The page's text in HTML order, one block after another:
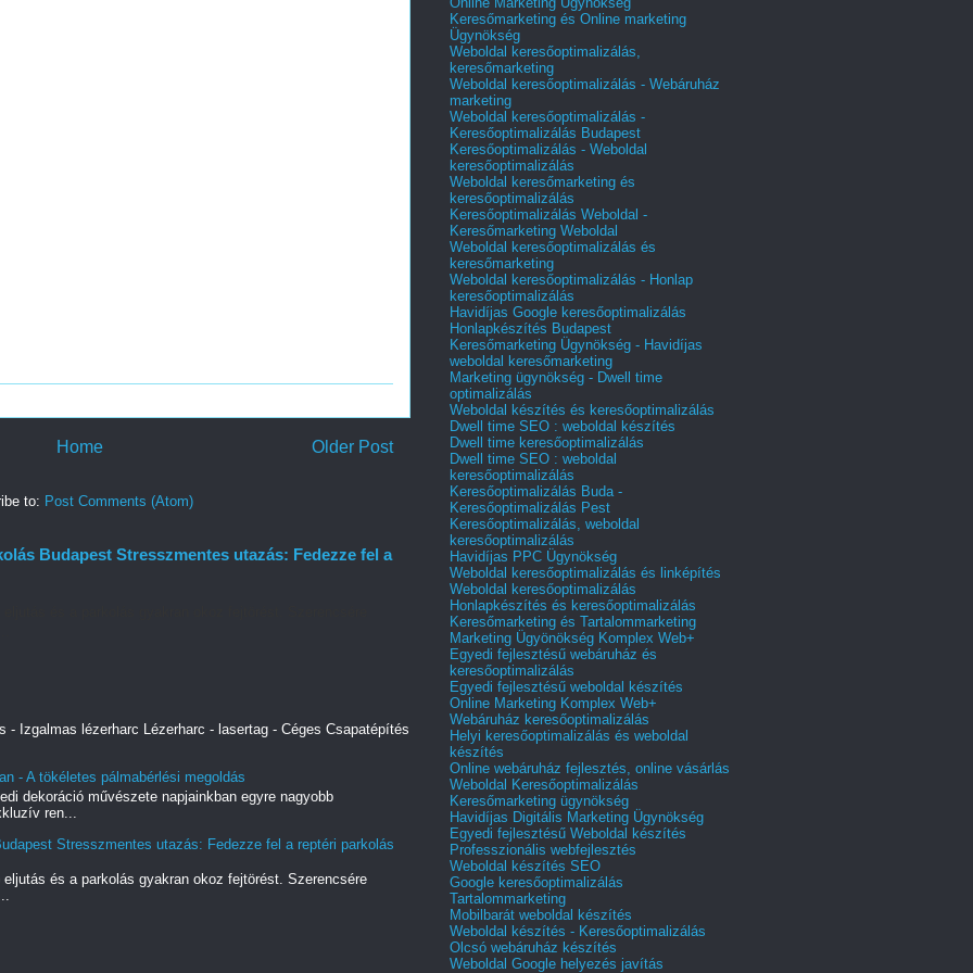
Older Post
Home
to: Post Comments (Atom)
Budapest Stresszmentes utazás: Fedezze fel a
- Izgalmas lézerharc Lézerharc - lasertag - Céges Csapatépítés
- A tökéletes pálmabérlési megoldás
dekoráció művészete napjainkban egyre nagyobb
ren...
Stresszmentes utazás: Fedezze fel a reptéri parkolás
és a parkolás gyakran okoz fejtörést. Szerencsére
Keresőmarketing és Online marketing
Ügynökség
Weboldal keresőoptimalizálás,
keresőmarketing
Weboldal keresőoptimalizálás - Webáruház
marketing
Weboldal keresőoptimalizálás -
Keresőoptimalizálás Budapest
Keresőoptimalizálás - Weboldal
keresőoptimalizálás
Weboldal keresőmarketing és
keresőoptimalizálás
Keresőoptimalizálás Weboldal -
Keresőmarketing Weboldal
Weboldal keresőoptimalizálás és
keresőmarketing
Weboldal keresőoptimalizálás - Honlap
keresőoptimalizálás
Havidíjas Google keresőoptimalizálás
Honlapkészítés Budapest
Keresőmarketing Ügynökség - Havidíjas
weboldal keresőmarketing
Marketing ügynökség - Dwell time
optimalizálás
Weboldal készítés és keresőoptimalizálás
Dwell time SEO : weboldal készítés
Dwell time keresőoptimalizálás
Dwell time SEO : weboldal
keresőoptimalizálás
Keresőoptimalizálás Buda -
Keresőoptimalizálás Pest
Keresőoptimalizálás, weboldal
keresőoptimalizálás
Havidíjas PPC Ügynökség
Weboldal keresőoptimalizálás és linképítés
Weboldal keresőoptimalizálás
Honlapkészítés és keresőoptimalizálás
Keresőmarketing és Tartalommarketing
Marketing Ügyönökség Komplex Web+
Egyedi fejlesztésű webáruház és
keresőoptimalizálás
Egyedi fejlesztésű weboldal készítés
Online Marketing Komplex Web+
Webáruház keresőoptimalizálás
Helyi keresőoptimalizálás és weboldal
készítés
Online webáruház fejlesztés, online vásárlás
Weboldal Keresőoptimalizálás
Keresőmarketing ügynökség
Havidíjas Digitális Marketing Ügynökség
Egyedi fejlesztésű Weboldal készítés
Professzionális webfejlesztés
Weboldal készítés SEO
Google keresőoptimalizálás
Tartalommarketing
Mobilbarát weboldal készítés
Weboldal készítés - Keresőoptimalizálás
Olcsó webáruház készítés
Weboldal Google helyezés javítás